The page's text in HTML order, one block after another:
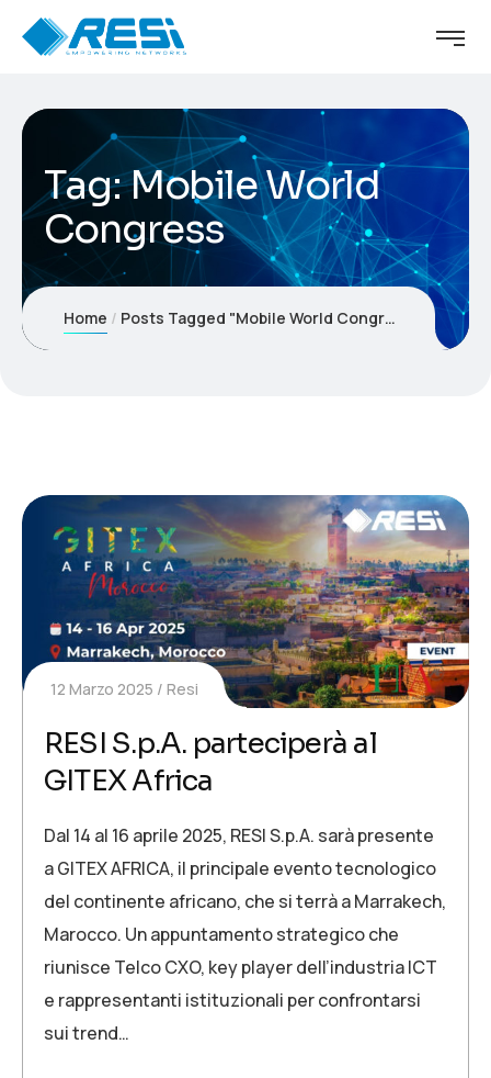
Tag:Mobile World
Congress
Home Posts Tagged "Mobile World Congress"
12 Marzo 2025 Resi
RESI S.p.A. parteciperà al
GITEX Africa
Dal 14 al 16 aprile 2025, RESI S.p.A. sarà presente
a GITEX AFRICA, il principale evento tecnologico
del continente africano, che si terrà a Marrakech,
Marocco. Un appuntamento strategico che
riunisce Telco CXO, key player dell’industria ICT
e rappresentanti istituzionali per confrontarsi
sui trend…